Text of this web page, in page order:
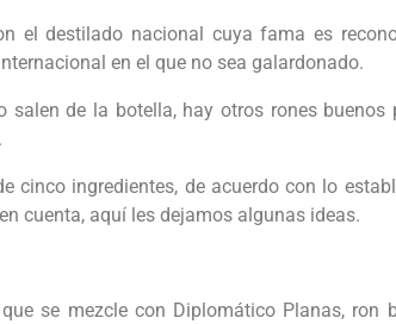
el destilado nacional cuya fama es
en el que no sea galardonado.
de la botella, hay otros rones
cinco ingredientes, de acuerdo con lo
cuenta, aquí les dejamos algunas ideas.
se mezcle con Diplomático Planas,